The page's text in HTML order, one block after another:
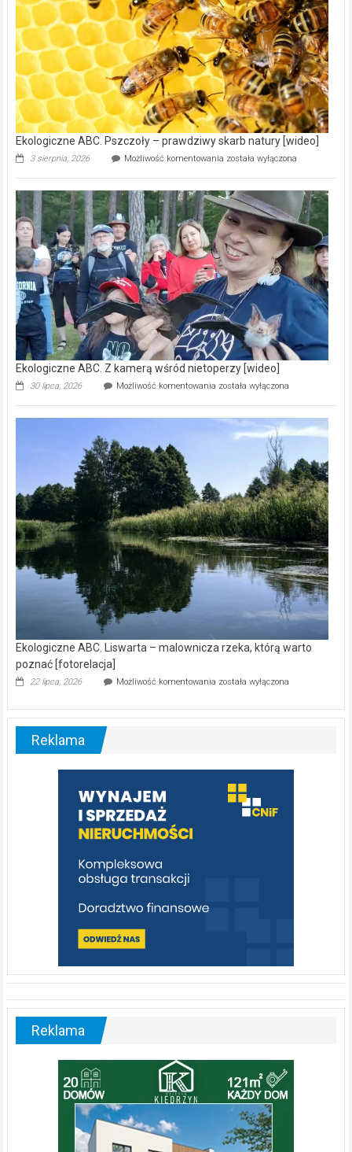
dofinansowaniem
ponad
15,6
mln
na
modernizację
oczyszczalni
ścieków
[wideo]
Ekologiczne ABC. Pszczoły – prawdziwy skarb natury [wideo]
3 sierpnia, 2026 Możliwość komentowania Ekologiczne
–
prawdziwy
skarb
natury
[wideo]
została wyłączona
Ekologiczne ABC. Z kamerą wśród nietoperzy [wideo]
30 lipca, 2026 Możliwość komentowania Ekologiczne
kamerą
wśród
została wyłączona
Ekologiczne ABC. Liswarta – malownicza rzeka, którą warto
poznać [fotorelacja]
22 lipca, 2026 Możliwość komentowania Ekologiczne
–
warto
poznać
[fotorelacja]
została wyłączona
Reklama
Reklama